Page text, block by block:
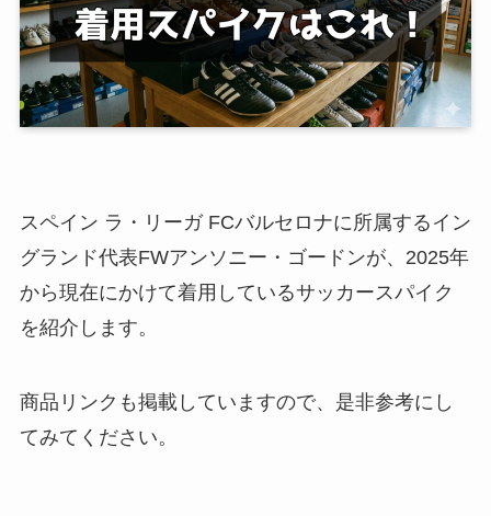
スペイン ラ・リーガ FCバルセロナに所属するイン
グランド代表FWアンソニー・ゴードンが、2025年
から現在にかけて着用しているサッカースパイク
を紹介します。
商品リンクも掲載していますので、是非参考にし
てみてください。